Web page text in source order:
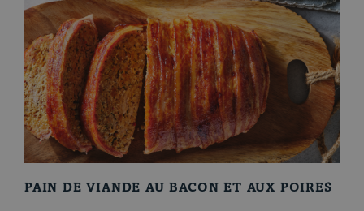
PAIN DE VIANDE AU BACON ET AUX POIRES